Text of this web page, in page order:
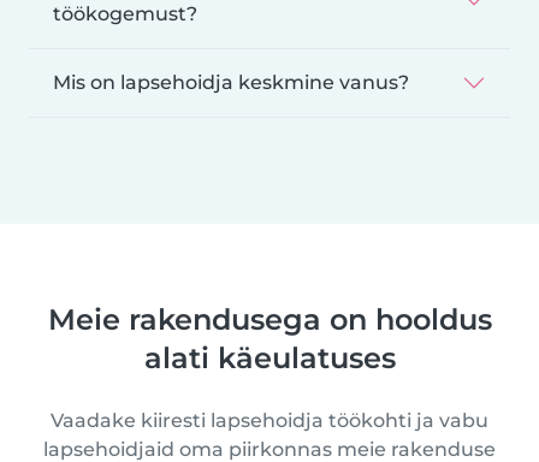
töökogemust?
Mis on lapsehoidja keskmine vanus?
Meie rakendusega on hooldus
alati käeulatuses
Vaadake kiiresti lapsehoidja töökohti ja vabu
lapsehoidjaid oma piirkonnas meie rakenduse